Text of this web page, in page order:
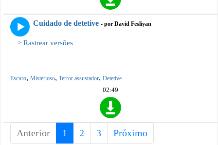
Cuidado de detetive - por David Fesliyan
> Rastrear versões
Escuro, Misterioso, Terror assustador, Detetive
02:49
Anterior 1 (current)
2 3 Próximo